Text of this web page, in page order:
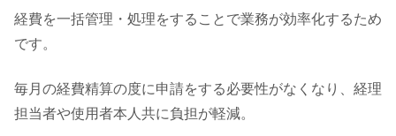
経費を一括管理・処理をすることで業務が効率化するため
です。
毎月の経費精算の度に申請をする必要性がなくなり、経理
担当者や使用者本人共に負担が軽減。